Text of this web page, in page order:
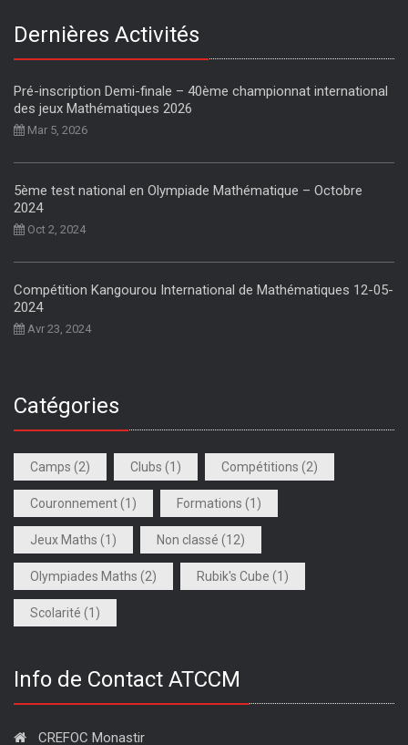
Dernières Activités
Pré-inscription Demi-finale – 40ème championnat international
des jeux Mathématiques 2026
Mar 5, 2026
5ème test national en Olympiade Mathématique – Octobre
2024
Oct 2, 2024
Compétition Kangourou International de Mathématiques 12-05-
2024
Avr 23, 2024
Catégories
Camps (2) Clubs (1) Compétitions (2)
Couronnement(1) Formations (1)
Jeux Maths (1) Non classé (12)
Olympiades Maths (2) Rubik's Cube (1)
Scolarité (1)
Info de Contact ATCCM
CREFOC Monastir